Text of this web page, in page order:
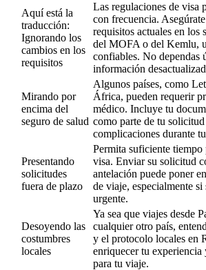
Aquí está la
traducción:
Ignorando los
cambios en los
requisitos
Las regulaciones de visa
con frecuencia.
requisitos actuales en los
del MOFA o del Kemlu,
confiables. No dependas
información
Mirando por
encima del
seguro de salud
Algunos países, como
África, pueden requerir
médico. Incluye tu
como parte de tu
complicaciones durante
Presentando
solicitudes
fuera de plazo
Permita suficiente tiempo
visa. Enviar su solicitud
antelación puede poner
de viaje, especialmente
urgente.
Desoyendo las
costumbres
locales
Ya sea que viajes desde
cualquier otro país,
y el protocolo locales en
enriquecer tu experiencia
para tu viaje.